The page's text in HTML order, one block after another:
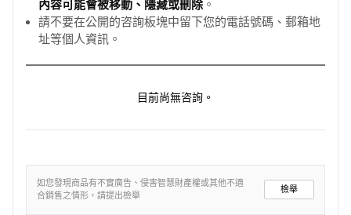
內容可能會被移動、隱藏或刪除。
請不要在公開的咨詢板塊中留下您的電話號碼、郵箱地
址等個人資訊。
目前尚無咨詢。
如您發現商品有不實廣告、侵害智慧財產權或其他不適
合銷售之情形，請提出檢舉
檢舉